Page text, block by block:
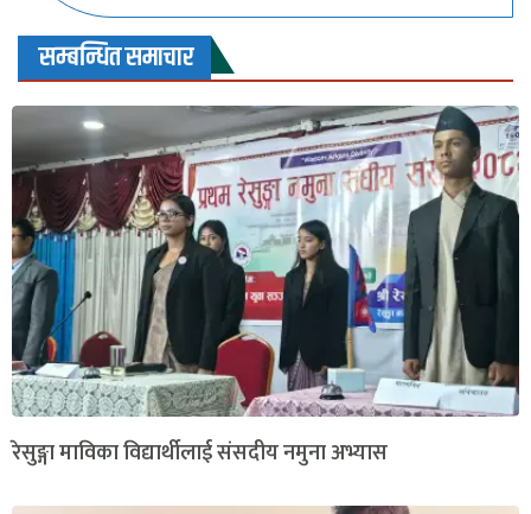
सम्बन्धित समाचार
रेसुङ्गा माविका विद्यार्थीलाई संसदीय नमुना अभ्यास